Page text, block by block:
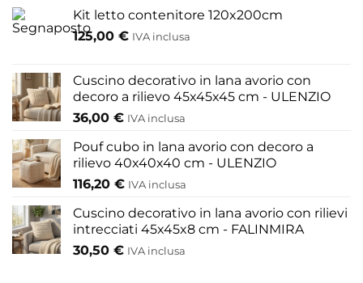
opzioni
essere
nella
pagina
del
prodotto
Kit letto contenitore 120x200cm
125,00 € IVA inclusa
Cuscino decorativo in lana avorio con
decoro a rilievo 45x45x45 cm - ULENZIO
36,00 € IVA inclusa
Pouf cubo in lana avorio con decoro a
rilievo 40x40x40 cm - ULENZIO
116,20 € IVA inclusa
Cuscino decorativo in lana avorio con rilievi
intrecciati 45x45x8 cm - FALINMIRA
30,50 € IVA inclusa